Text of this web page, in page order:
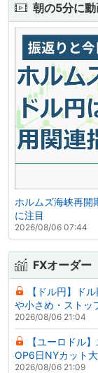
朝の5分に
ホルムズ海峡再開
に注目
2026/08/06 07:44
FXオーダー
【ドル円】ド
や小さめ・ストッ
2026/08/06 21:04
【ユーロドル
OP6日NYカット
2026/08/06 21:09